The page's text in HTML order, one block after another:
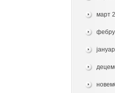
март